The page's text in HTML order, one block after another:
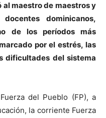
maestro de maestros y
dominicanos,
de los períodos más
por el estrés, las
dificultades del sistema
del Pueblo (FP), a
la corriente Fuerza